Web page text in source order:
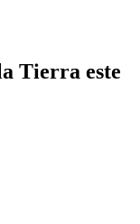
Tierra este